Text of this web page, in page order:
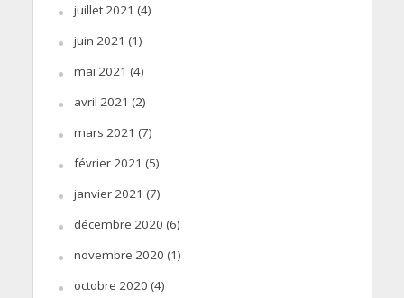
juillet 2021 (4)
juin 2021 (1)
mai 2021 (4)
avril 2021 (2)
mars 2021 (7)
février 2021 (5)
janvier 2021 (7)
décembre 2020 (6)
novembre 2020 (1)
octobre 2020 (4)